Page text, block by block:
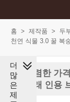
홈 > 제작품 > 두
천연 식물 3.0 꿀 복
저렴한 가
모래 인용
더
많
은
제